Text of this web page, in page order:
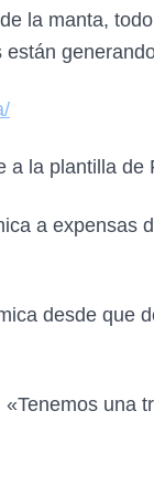
la manta,
a la plantilla de
a expensas
desde que
una